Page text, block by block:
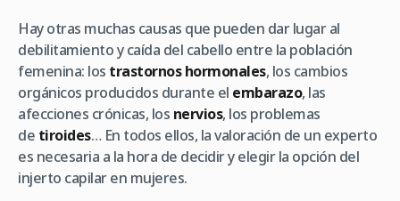
Hay otras muchas causas que pueden dar lugar al
debilitamiento y caída del cabello entre la población
femenina: los trastornos hormonales, los cambios
orgánicos producidos durante el embarazo, las
afecciones crónicas, los nervios, los problemas
de tiroides… En todos ellos, la valoración de un experto
es necesaria a la hora de decidir y elegir la opción del
injerto capilar en mujeres.